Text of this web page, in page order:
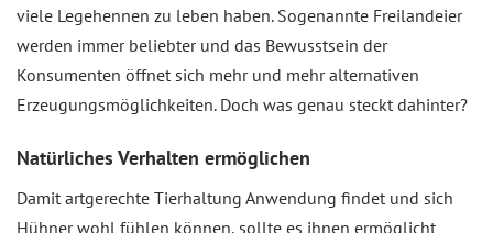
viele Legehennen zu leben haben. Sogenannte Freilandeier
werden immer beliebter und das Bewusstsein der
Konsumenten öffnet sich mehr und mehr alternativen
Erzeugungsmöglichkeiten. Doch was genau steckt dahinter?
Natürliches Verhalten ermöglichen
Damit artgerechte Tierhaltung Anwendung findet und sich
Hühner wohl fühlen können, sollte es ihnen ermöglicht